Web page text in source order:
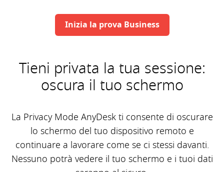
Inizia la prova Business
Tieni privata la tua sessione:
oscura il tuo schermo
La Privacy Mode AnyDesk ti consente di oscurare
lo schermo del tuo dispositivo remoto e
continuare a lavorare come se ci stessi davanti.
Nessuno potrà vedere il tuo schermo e i tuoi dati